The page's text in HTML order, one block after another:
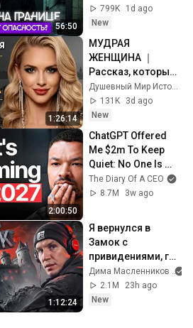
56:50
границе? | Советы
при возвращении
799K
1d ago
New
1:26:14
МУДРАЯ
ЖЕНЩИНА ｜
Рассказ, который
трогает до
глубины души.
Очень сильная
рассказ.
131K
3d ago
New
2:00:50
ChatGPT Offered
Me $2m To Keep
Quiet: No One Is
Ready For What's
Coming!
The Diary Of A CEO
8.7M
3w ago
1:12:24
Я вернулся в
Замок с
привидениями, где
снимал
GhostBuster!
Дима Масленников
2.1M
23h ago
New